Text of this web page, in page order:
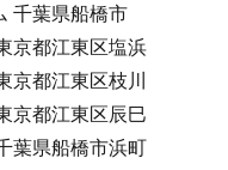
千葉県船橋市
京都江東区塩浜
京都江東区枝川
京都江東区辰巳
葉県船橋市浜町